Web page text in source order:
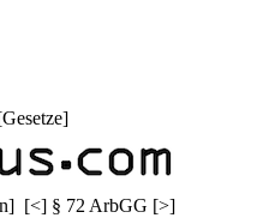
Gesetze]
] [<] § 72 ArbGG [>]